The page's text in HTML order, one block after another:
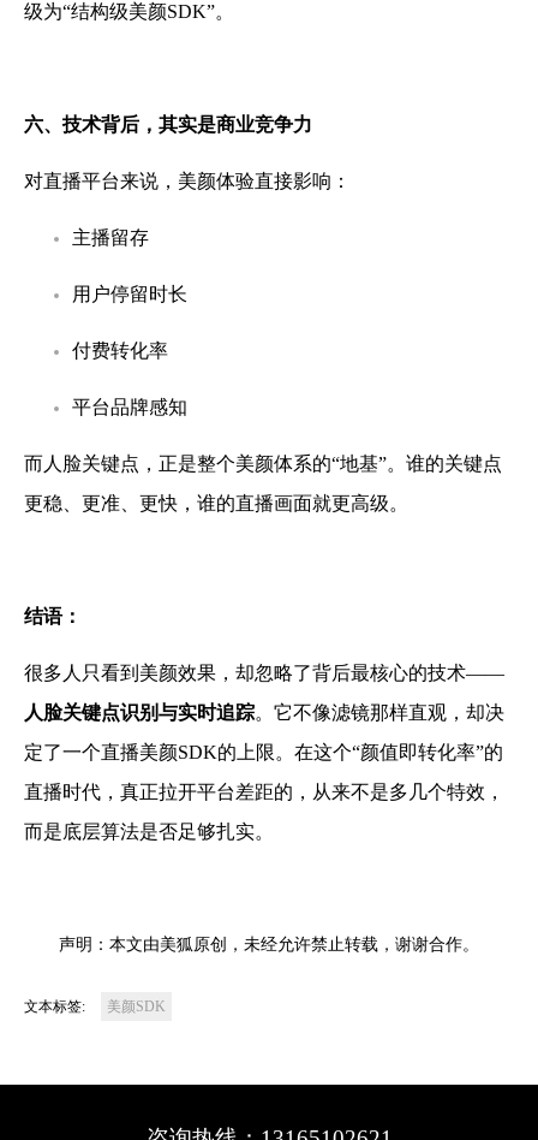
级为“结构级美颜SDK”。
六、技术背后，其实是商业竞争力
对直播平台来说，美颜体验直接影响：
主播留存
用户停留时长
付费转化率
平台品牌感知
而人脸关键点，正是整个美颜体系的“地基”。谁的关键点
更稳、更准、更快，谁的直播画面就更高级。
结语：
很多人只看到美颜效果，却忽略了背后最核心的技术——
人脸关键点识别与实时追踪。它不像滤镜那样直观，却决
定了一个直播美颜SDK的上限。在这个“颜值即转化率”的
直播时代，真正拉开平台差距的，从来不是多几个特效，
而是底层算法是否足够扎实。
声明：本文由美狐原创，未经允许禁止转载，谢谢合作。
文本标签: 美颜SDK